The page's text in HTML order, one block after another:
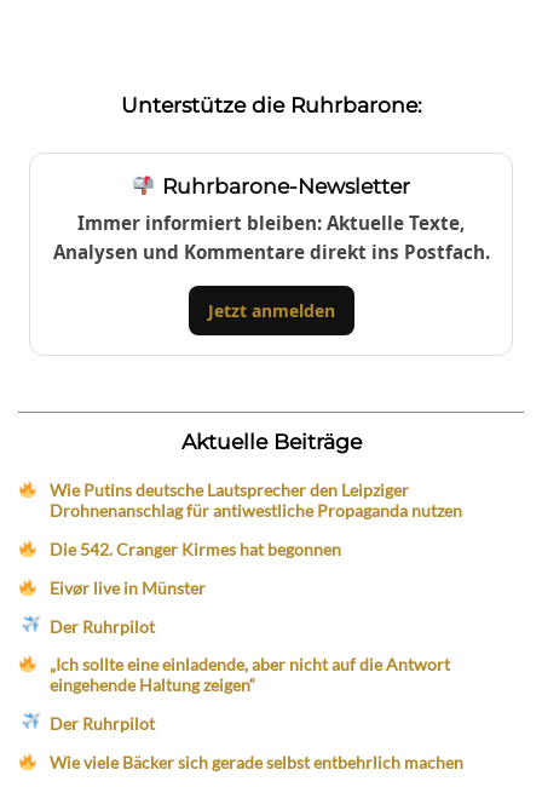
Unterstütze die Ruhrbarone:
Ruhrbarone-Newsletter
Immer informiert bleiben: Aktuelle Texte,
Analysen und Kommentare direkt ins Postfach.
Jetzt anmelden
Aktuelle Beiträge
Wie Putins deutsche Lautsprecher den Leipziger
Drohnenanschlag für antiwestliche Propaganda nutzen
Die 542. Cranger Kirmes hat begonnen
Eivør live in Münster
Der Ruhrpilot
„Ich sollte eine einladende, aber nicht auf die Antwort
eingehende Haltung zeigen“
Der Ruhrpilot
Wie viele Bäcker sich gerade selbst entbehrlich machen